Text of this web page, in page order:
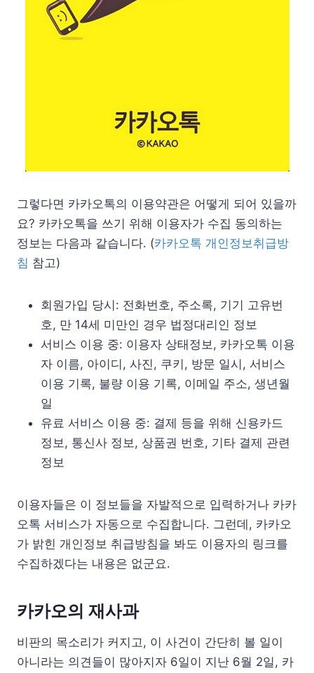
그렇다면 카카오톡의 이용약관은 어떻게 되어 있을까
요? 카카오톡을 쓰기 위해 이용자가 수집 동의하는
정보는 다음과 같습니다. (카카오톡 개인정보취급방
침 참고)
회원가입 당시: 전화번호, 주소록, 기기 고유번
호, 만 14세 미만인 경우 법정대리인 정보
서비스 이용 중: 이용자 상태정보, 카카오톡 이용
자 이름, 아이디, 사진, 쿠키, 방문 일시, 서비스
이용 기록, 불량 이용 기록, 이메일 주소, 생년월
일
유료 서비스 이용 중: 결제 등을 위해 신용카드
정보, 통신사 정보, 상품권 번호, 기타 결제 관련
정보
이용자들은 이 정보들을 자발적으로 입력하거나 카카
오톡 서비스가 자동으로 수집합니다. 그런데, 카카오
가 밝힌 개인정보 취급방침을 봐도 이용자의 링크를
수집하겠다는 내용은 없군요.
카카오의 재사과
비판의 목소리가 커지고, 이 사건이 간단히 볼 일이
아니라는 의견들이 많아지자 6일이 지난 6월 2일, 카